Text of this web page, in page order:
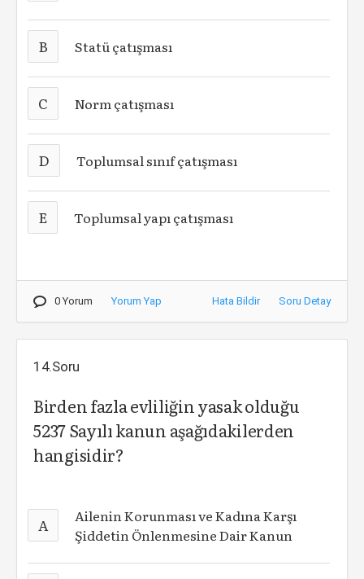
B Statü çatışması
C Norm çatışması
D Toplumsal sınıf çatışması
E Toplumsal yapı çatışması
0 Yorum Yorum Yap Hata Bildir Soru Detay
14.Soru
Birden fazla evliliğin yasak olduğu
5237 Sayılı kanun aşağıdakilerden
hangisidir?
A
Ailenin Korunması ve Kadına Karşı
Şiddetin Önlenmesine Dair Kanun